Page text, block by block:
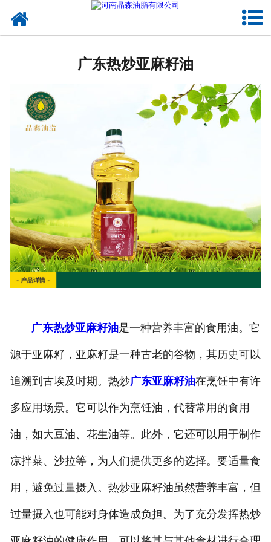
广东来料代工
广东热炒亚麻籽油
广东热炒亚麻籽油是一种营养丰富的食用油。它
源于亚麻籽，亚麻籽是一种古老的谷物，其历史可以
追溯到古埃及时期。热炒广东亚麻籽油在烹饪中有许
多应用场景。它可以作为烹饪油，代替常用的食用
油，如大豆油、花生油等。此外，它还可以用于制作
凉拌菜、沙拉等，为人们提供更多的选择。要适量食
用，避免过量摄入。热炒亚麻籽油虽然营养丰富，但
过量摄入也可能对身体造成负担。为了充分发挥热炒